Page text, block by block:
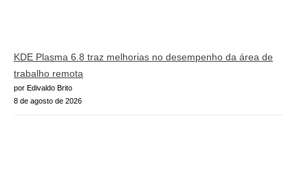
KDE Plasma 6.8 traz melhorias no desempenho da área de
trabalho remota
por Edivaldo Brito
8 de agosto de 2026